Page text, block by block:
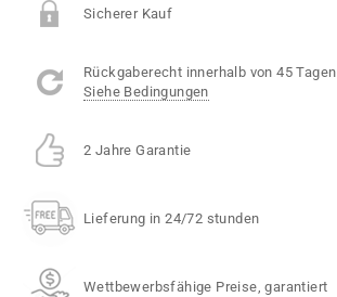
Sicherer Kauf
Rückgaberecht innerhalb von 45 Tagen
Siehe Bedingungen
2 Jahre Garantie
Lieferung in 24/72 stunden
Wettbewerbsfähige Preise, garantiert